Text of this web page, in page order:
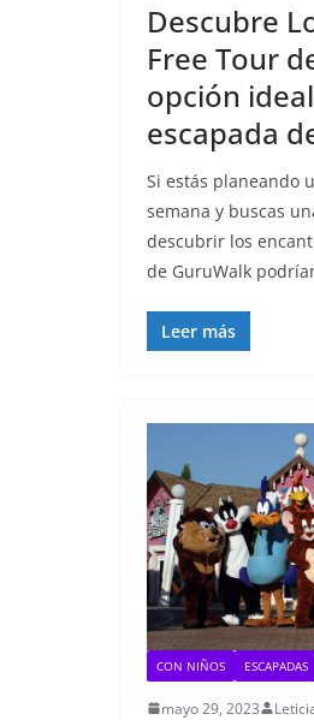
Descubre
Free Tour
opción
escapada
Si estás planeando
semana y buscas
descubrir los
de GuruWalk
Leer más
CON NIÑOS ESCAPADAS
mayo 29, 2023